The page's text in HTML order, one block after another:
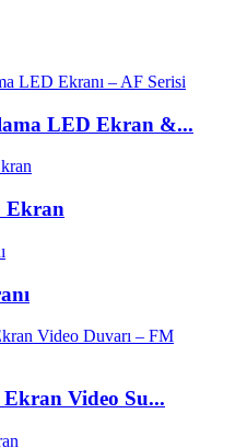
LED Ekran &...
Ekran
Video Su...